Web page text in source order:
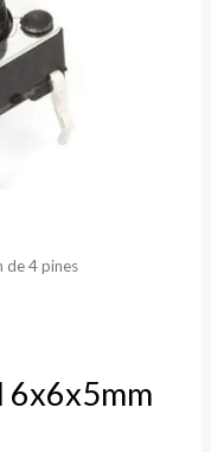
4 pines
6x6x5mm